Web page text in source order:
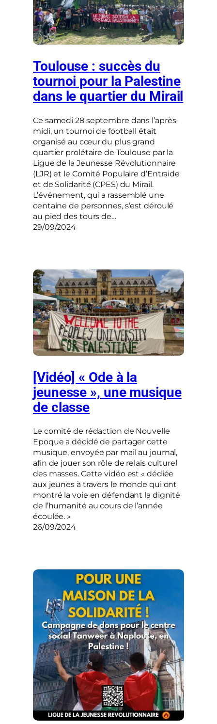
Toulouse : succès du
tournoi pour la Palestine
dans le quartier du Mirail
Ce samedi 28 septembre dans l’après-
midi, un tournoi de football était
organisé au cœur du plus grand
quartier prolétaire de Toulouse par la
Ligue de la Jeunesse Révolutionnaire
(LJR) et le Comité Populaire d’Entraide
et de Solidarité (CPES) du Mirail.
L’événement, qui a rassemblé une
centaine de personnes, s’est déroulé
au pied des tours de…
29/09/2024
[Vidéo] « Ode à la
jeunesse », une musique
de classe
Le comité de rédaction de Nouvelle
Epoque a décidé de partager cette
musique, envoyée par mail au journal,
afin de jouer son rôle de relais culturel
des masses. Cette vidéo est « dédiée
aux jeunes à travers le monde qui ont
montré la voie en défendant la dignité
de l’humanité au cours de l’année
écoulée. »
26/09/2024